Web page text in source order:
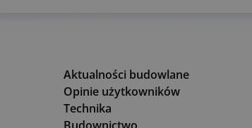
Aktualności budowlane
Opinie użytkowników
Technika